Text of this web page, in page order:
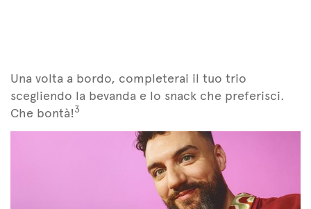
Una volta a bordo, completerai il tuo trio
scegliendo la bevanda e lo snack che preferisci.
Che bontà!3